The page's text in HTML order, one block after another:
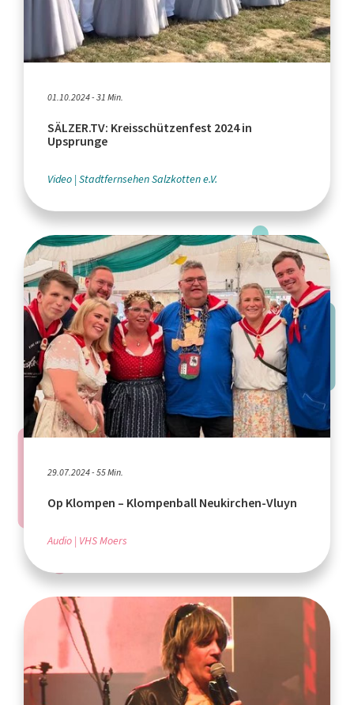
01.10.2024 - 31 Min.
SÄLZER.TV: Kreisschützenfest 2024 in
Upsprunge
Video Stadtfernsehen Salzkotten e.V.
29.07.2024 - 55 Min.
Op Klompen – Klompenball Neukirchen-Vluyn
Audio VHS Moers